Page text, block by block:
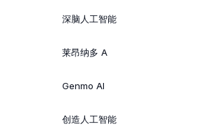
深脑人工智能
莱昂纳多 A
Genmo AI
创造人工智能